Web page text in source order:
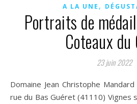
A LA UNE ,
Portraits de
Coteaux du
23 juin 2022
Domaine Jean Christophe Mandard à Mareuil-sur-Cher, 14
rue du Bas Guéret (41110) Vignes